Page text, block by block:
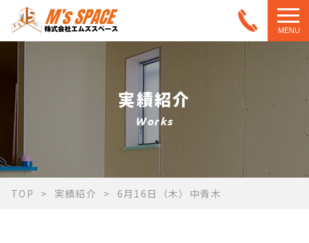
MENU
実績紹介
Works
TOP 実績紹介 6月16日（木）中青木